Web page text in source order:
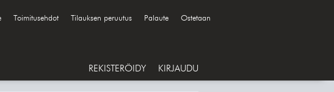
Toimitusehdot Tilauksen peruutus Palaute Ostetaan
REKISTERÖIDY KIRJAUDU